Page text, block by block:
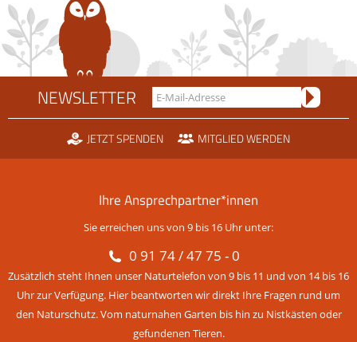
NEWSLETTER
JETZT SPENDEN MITGLIED WERDEN
Ihre Ansprechpartner*innen
Sie erreichen uns von 9 bis 16 Uhr unter:
0 91 74 / 47 75 - 0
Zusätzlich steht Ihnen unser Naturtelefon von 9 bis 11 und von 14 bis 16
Uhr zur Verfügung. Hier beantworten wir direkt Ihre Fragen rund um
den Naturschutz. Vom naturnahen Garten bis hin zu Nistkästen oder
gefundenen Tieren.